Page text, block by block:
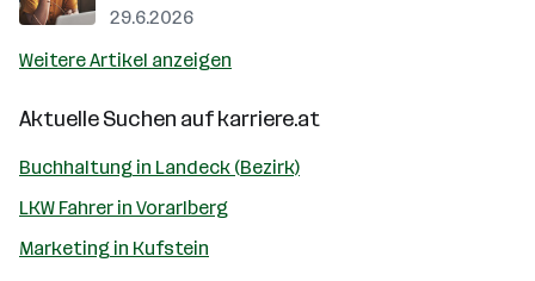
29.6.2026
Weitere Artikel anzeigen
Aktuelle Suchen aufkarriere.at
Buchhaltung in Landeck (Bezirk)
LKW Fahrer in Vorarlberg
Marketing in Kufstein